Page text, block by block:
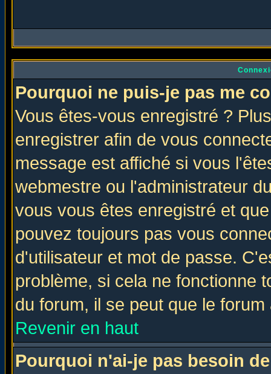
Pourquoi ne puis-je pas me
Vous êtes-vous enregistré ?
enregistrer afin de vous
message est affiché si vous
webmestre ou l'administrateur
vous vous êtes enregistré et
pouvez toujours pas vous
d'utilisateur et mot de passe.
problème, si cela ne fonctionne
du forum, il se peut que le
Revenir en haut
Pourquoi n'ai-je pas besoin